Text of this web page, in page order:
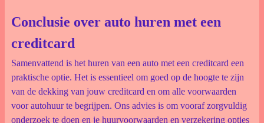
Conclusie over auto huren met een
creditcard
Samenvattend is het huren van een auto met een creditcard een
praktische optie. Het is essentieel om goed op de hoogte te zijn
van de dekking van jouw creditcard en om alle voorwaarden
voor autohuur te begrijpen. Ons advies is om vooraf zorgvuldig
onderzoek te doen en je huurvoorwaarden en verzekering opties